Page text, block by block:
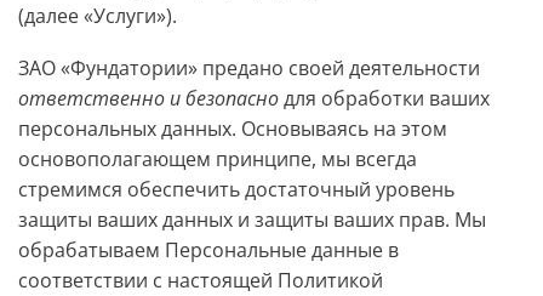
(далее «Услуги»).
ЗАО «Фундатории» предано своей деятельности
ответственно и безопаснодля обработки ваших
персональных данных. Основываясь на этом
основополагающем принципе, мы всегда
стремимся обеспечить достаточный уровень
защиты ваших данных и защиты ваших прав. Мы
обрабатываем Персональные данные в
соответствии с настоящей Политикой